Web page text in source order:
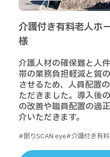
介護付き有料老人ホ
様
介護人材の確保難と人
帯の業務負担軽減と質
させるため、人員配置
ただきました。導入後
の改善や職員配置の適
介いただきます。
#眠りSCAN eye#介護付き有